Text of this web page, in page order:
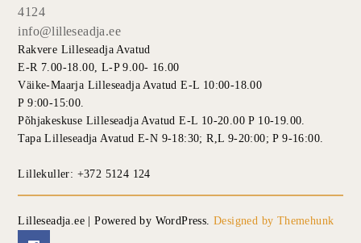
4124
info@lilleseadja.ee
Rakvere Lilleseadja Avatud
E-R 7.00-18.00, L-P 9.00- 16.00
Väike-Maarja Lilleseadja Avatud E-L 10:00-18.00
P 9:00-15:00.
Põhjakeskuse Lilleseadja Avatud E-L 10-20.00 P 10-19.00.
Tapa Lilleseadja Avatud E-N 9-18:30; R,L 9-20:00; P 9-16:00.
Lillekuller: +372 5124 124
Lilleseadja.ee | Powered by WordPress.Designed by Themehunk